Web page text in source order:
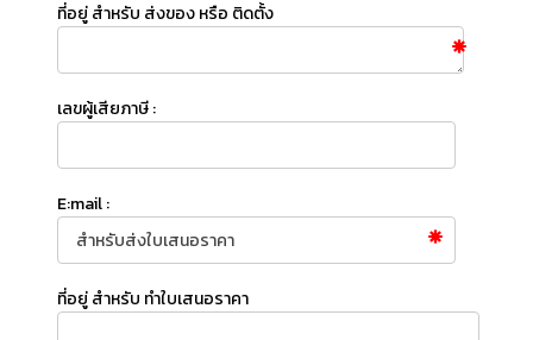
ที่อยู่ สำหรับ ส่งของ หรือ ติดตั้ง
เลขผู้เสียภาษี :
E:mail :
ที่อยู่ สำหรับ ทำใบเสนอราคา